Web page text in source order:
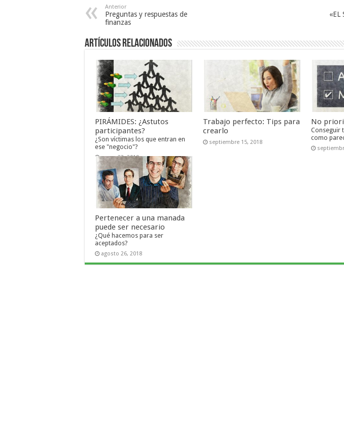
Anterior
Preguntas y respuestas de
finanzas
«EL
Artículos relacionados
PIRÁMIDES: ¿Astutos
participantes?
¿Son víctimas los que entran en
ese "negocio"?
enero 23, 2019
Trabajo perfecto: Tips para
crearlo
septiembre 15, 2018
No
Conseguir
como
Pertenecer a una manada
puede ser necesario
¿Qué hacemos para ser
aceptados?
agosto 26, 2018